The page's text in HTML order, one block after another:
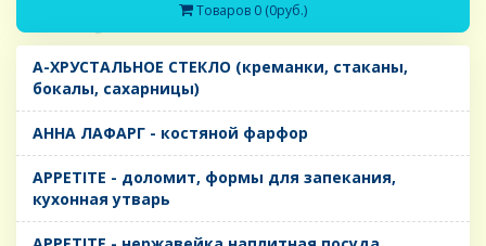
Товаров 0 (0руб.)
A-ХРУСТАЛЬНОЕ СТЕКЛО (креманки, стаканы,
бокалы, сахарницы)
AHHA ЛАФАРГ - костяной фарфор
APPETITE - доломит, формы для запекания,
кухонная утварь